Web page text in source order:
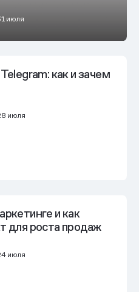
июля
как и зачем
июля
и как
для роста продаж
июля